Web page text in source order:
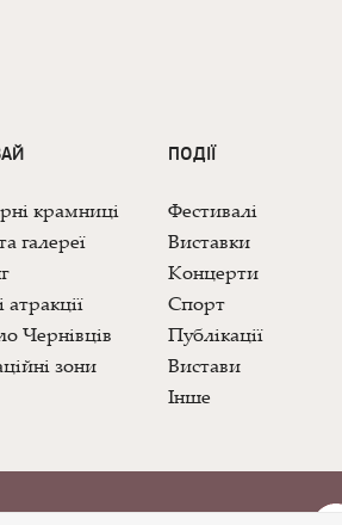
крамниці
галереї
Чернівців
зони
ПОДІЇ
Фестивалі
Виставки
Концерти
Спорт
Публікації
Вистави
Інше